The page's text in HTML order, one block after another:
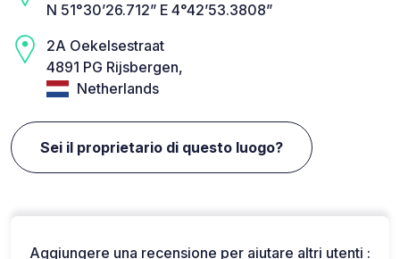
N 51°30’26.712” E 4°42’53.3808”
2A Oekelsestraat
4891 PG Rijsbergen,
Netherlands
Sei il proprietario di questo luogo?
Aggiungere una recensione per aiutare altri utenti :